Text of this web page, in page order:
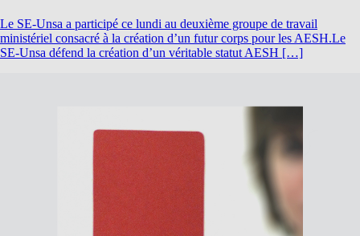
Le SE-Unsa a participé ce lundi au deuxième groupe de travail
ministériel consacré à la création d’un futur corps pour les AESH.Le
SE-Unsa défend la création d’un véritable statut AESH […]